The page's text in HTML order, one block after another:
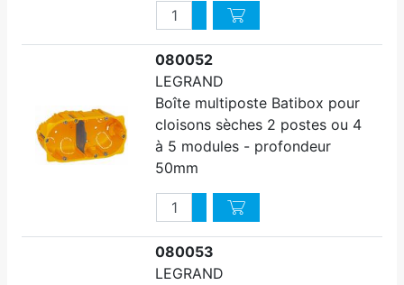
QuantitéAugmenter quantité
Diminuer quantité
080052
LEGRAND
Boîte multiposte Batibox pour
cloisons sèches 2 postes ou 4
à 5 modules - profondeur
50mm
QuantitéAugmenter quantité
Diminuer quantité
080053
LEGRAND